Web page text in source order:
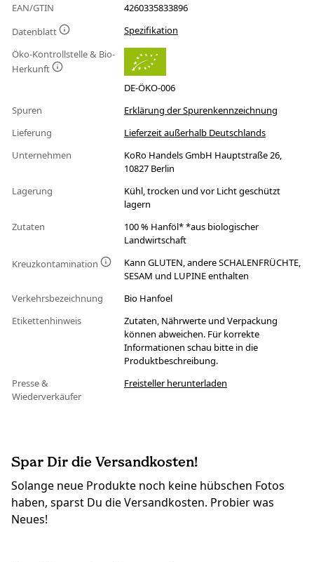
EAN/GTIN
4260335833896
Datenblatt
Spezifikation
Öko-Kontrollstelle & Bio-
Herkunft
DE-ÖKO-006
Spuren
Erklärung der Spurenkennzeichnung
Lieferung
Lieferzeit außerhalb Deutschlands
Unternehmen
KoRo Handels GmbH Hauptstraße 26,
10827 Berlin
Lagerung
Kühl, trocken und vor Licht geschützt
lagern
Zutaten
100 % Hanföl* *aus biologischer
Landwirtschaft
Kreuzkontamination
Kann GLUTEN, andere SCHALENFRÜCHTE,
SESAM und LUPINE enthalten
Verkehrsbezeichnung
Bio Hanfoel
Etikettenhinweis
Zutaten, Nährwerte und Verpackung
können abweichen. Für korrekte
Informationen schau bitte in die
Produktbeschreibung.
Presse &
Wiederverkäufer
Freisteller herunterladen
Spar Dir die Versandkosten!
Solange neue Produkte noch keine hübschen Fotos
haben, sparst Du die Versandkosten. Probier was
Neues!